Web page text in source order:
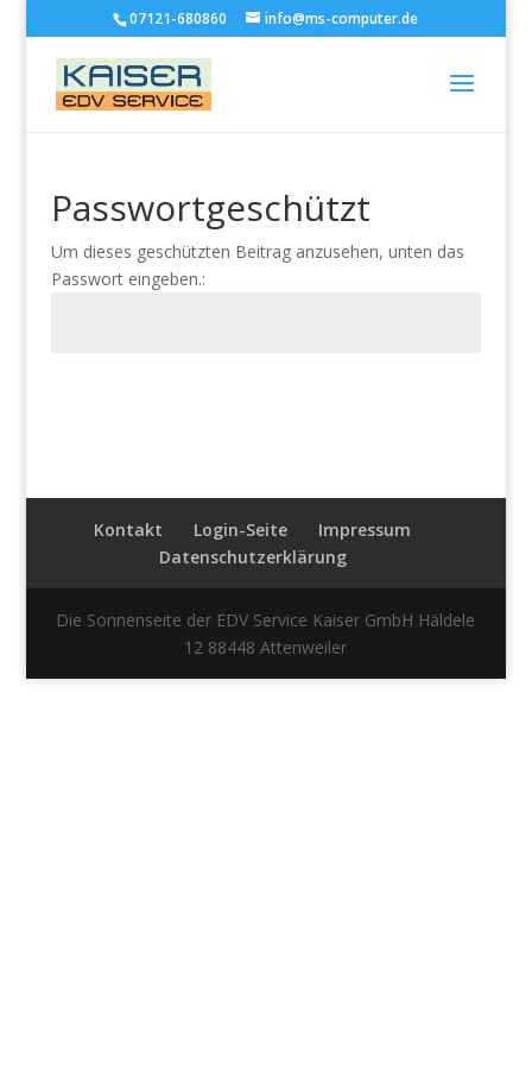
07121-680860 info@ms-computer.de
Passwortgeschützt
Um dieses geschützten Beitrag anzusehen, unten das
Passwort eingeben.:
Kontakt Login-Seite
Impressum
Datenschutzerklärung
Die Sonnenseite der EDV Service Kaiser GmbH Häldele
12 88448 Attenweiler